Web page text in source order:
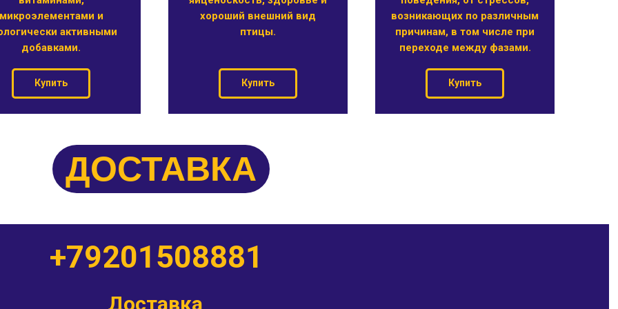
микроэлементами и
активными
добавками.
Купить
хороший внешний вид
птицы.
Купить
возникающих по различным
причинам, в том числе при
переходе между фазами.
Купить
ДОСТАВКА
Доставка
+79201508881